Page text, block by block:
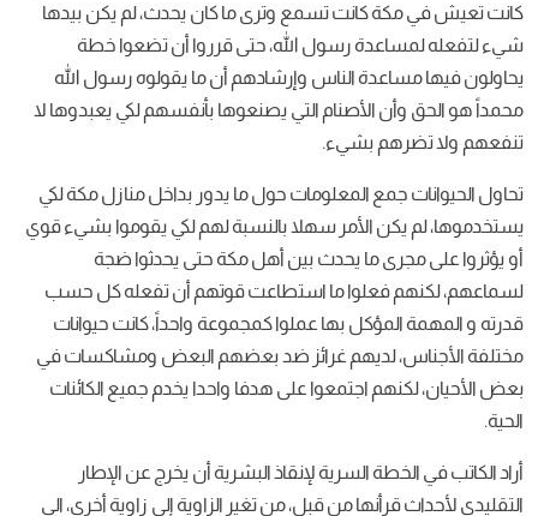
كانت تعيش في مكة كانت تسمع وترى ما كان يحدث، لم يكن بيدها
شيء لتفعله لمساعدة رسول الله، حتى قرروا أن تضعوا خطة
يحاولون فيها مساعدة الناس وإرشادهم أن ما يقولوه رسول الله
محمداً هو الحق وأن الأصنام التي يصنعوها بأنفسهم لكي يعبدوها لا
تنفعهم ولا تضرهم بشيء.
تحاول الحيوانات جمع المعلومات حول ما يدور بداخل منازل مكة لكي
يستخدموها، لم يكن الأمر سهلا بالنسبة لهم لكي يقوموا بشيء قوي
أو يؤثروا على مجرى ما يحدث بين أهل مكة حتى يحدثوا ضجة
لسماعهم، لكنهم فعلوا ما استطاعت قوتهم أن تفعله كل حسب
قدرته و المهمة المؤكل بها عملوا كمجموعة واحداً، كانت حيوانات
مختلفة الأجناس، لديهم غرائز ضد بعضهم البعض ومشاكسات في
بعض الأحيان، لكنهم اجتمعوا على هدفا واحدا يخدم جميع الكائنات
الحية.
أراد الكاتب في الخطة السرية لإنقاذ البشرية أن يخرج عن الإطار
التقليدي لأحداث قرأنها من قبل، من تغير الزاوية إلى زاوية أخري، الي